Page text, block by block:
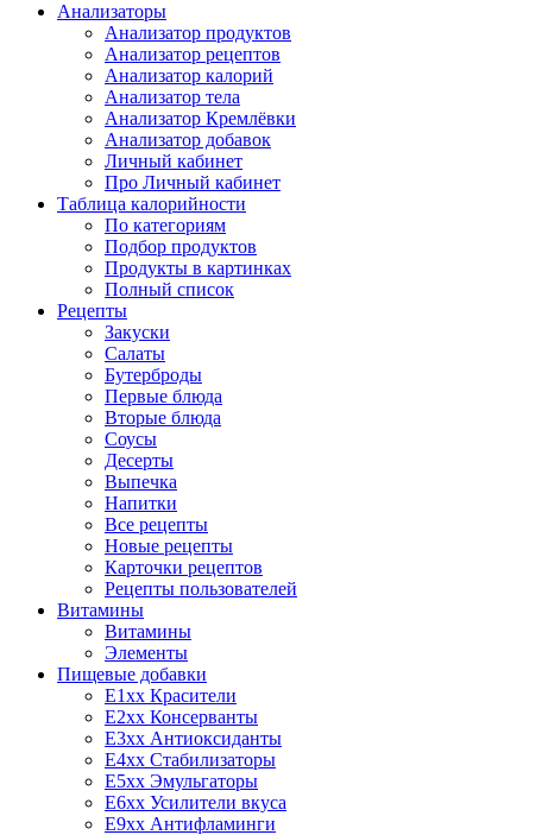
Анализаторы
Анализатор продуктов
Анализатор рецептов
Анализатор калорий
Анализатор тела
Анализатор Кремлёвки
Анализатор добавок
Личный кабинет
Про Личный кабинет
Таблица калорийности
По категориям
Подбор продуктов
Продукты в картинках
Полный список
Рецепты
Закуски
Салаты
Бутерброды
Первые блюда
Вторые блюда
Соусы
Десерты
Выпечка
Напитки
Все рецепты
Новые рецепты
Карточки рецептов
Рецепты пользователей
Витамины
Витамины
Элементы
Пищевые добавки
E1xx Красители
E2xx Консерванты
E3xx Антиоксиданты
E4xx Стабилизаторы
E5xx Эмульгаторы
E6xx Усилители вкуса
E9xx Антифламинги